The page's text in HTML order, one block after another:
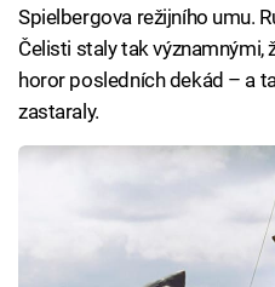
Spielbergova režijního umu.
Čelisti staly tak významnými,
horor posledních dekád – a
zastaraly.